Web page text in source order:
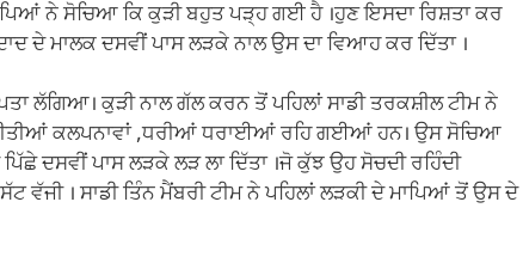
ਨੇ ਸੋਚਿਆ ਕਿ ਕੁੜੀ ਬਹੁਤ ਪੜ੍ਹ ਗਈ ਹੈ ।ਹੁਣ ਇਸਦਾ ਰਿਸ਼ਤਾ ਕਰ
ਦੇ ਮਾਲਕ ਦਸਵੀਂ ਪਾਸ ਲੜਕੇ ਨਾਲ ਉਸ ਦਾ ਵਿਆਹ ਕਰ ਦਿੱਤਾ ।
ਲੱਗਿਆ। ਕੁੜੀ ਨਾਲ ਗੱਲ ਕਰਨ ਤੋਂ ਪਹਿਲਾਂ ਸਾਡੀ ਤਰਕਸ਼ੀਲ ਟੀਮ ਨੇ
ਕਲਪਨਾਵਾਂ ,ਧਰੀਆਂ ਧਰਾਈਆਂ ਰਹਿ ਗਈਆਂ ਹਨ। ਉਸ ਸੋਚਿਆ
ਦਸਵੀਂ ਪਾਸ ਲੜਕੇ ਲੜ ਲਾ ਦਿੱਤਾ ।ਜੋ ਕੁੱਝ ਉਹ ਸੋਚਦੀ ਰਹਿੰਦੀ
। ਸਾਡੀ ਤਿੰਨ ਮੈਂਬਰੀ ਟੀਮ ਨੇ ਪਹਿਲਾਂ ਲੜਕੀ ਦੇ ਮਾਪਿਆਂ ਤੋਂ ਉਸ ਦੇ